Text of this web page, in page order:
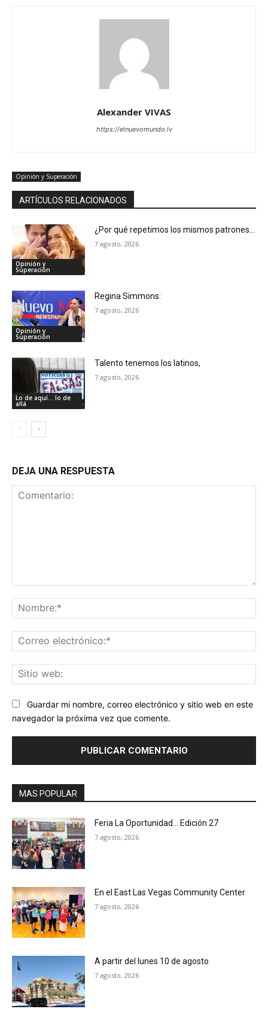
Alexander VIVAS
https://elnuevomundo.lv
Opinión y Superación
ARTÍCULOS RELACIONADOS
Opinión y
Superación
¿Por qué repetimos los mismos patrones…
7 agosto, 2026
Opinión y
Superación
Regina Simmons:
7 agosto, 2026
Lo de aquí... lo de
allá
Talento tenemos los latinos,
7 agosto, 2026
DEJA UNA RESPUESTA
Guardar mi nombre, correo electrónico y sitio web en este
navegador la próxima vez que comente.
MAS POPULAR
Feria La Oportunidad… Edición 27
7 agosto, 2026
En el East Las Vegas Community Center
7 agosto, 2026
A partir del lunes 10 de agosto
7 agosto, 2026